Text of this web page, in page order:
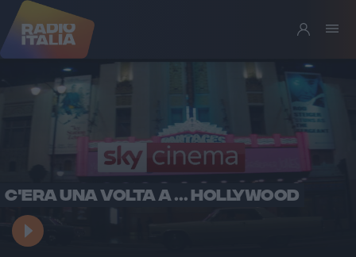
C'ERA UNA VOLTA A … HOLLYWOOD